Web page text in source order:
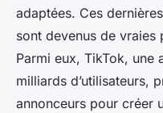
adaptées. Ces
sont devenus de vraies
Parmi eux, TikTok, une
milliards d’utilisateurs,
annonceurs pour créer